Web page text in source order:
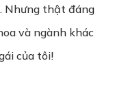
Nhưng thật đáng
và ngành khác
của tôi!